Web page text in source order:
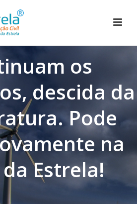
os
descida da
Pode
na
Estrela!